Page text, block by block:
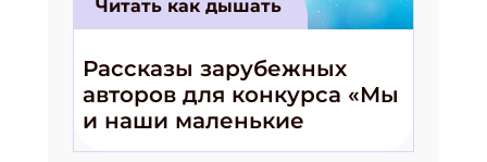
Читать как дышать
Рассказы зарубежных
авторов для конкурса «Мы
и наши маленькие
волшебники!»